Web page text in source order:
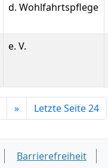
d. Wohlfahrtspflege
e. V.
» Letzte Seite 24
Barrierefreiheit